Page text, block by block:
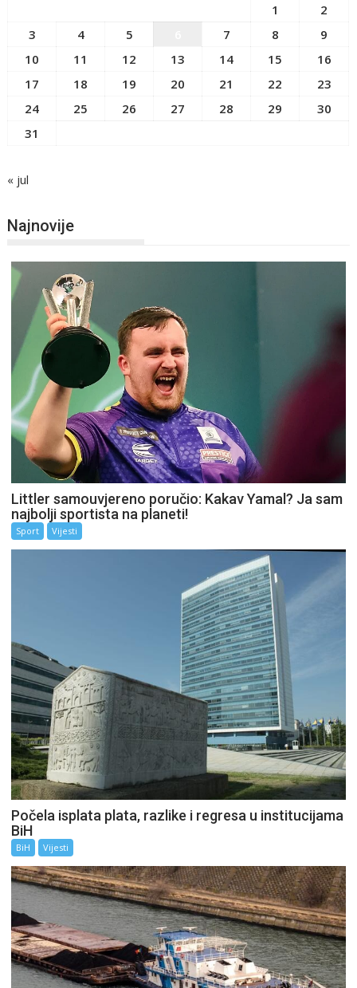
1
2
3
4 5 7 8
9
10
11 12 13 14 15
16
17
18 19 20 21 22
23
24
25 26 27 28 29
30
31
« jul
Najnovije
Littler samouvjereno poručio: Kakav Yamal? Ja sam
najbolji sportista na planeti!
Sport Vijesti
Počela isplata plata, razlike i regresa u institucijama
BiH
BiH Vijesti